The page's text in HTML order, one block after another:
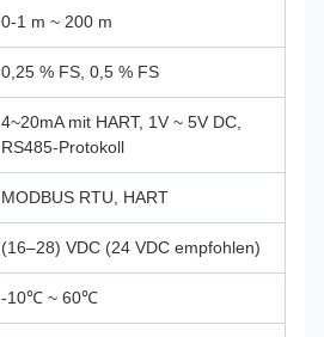
0-1 m ~ 200 m
0,25 % FS, 0,5 % FS
4~20mA mit HART, 1V ~ 5V DC,
RS485-Protokoll
MODBUS RTU, HART
(16–28) VDC (24 VDC empfohlen)
-10℃ ~ 60℃